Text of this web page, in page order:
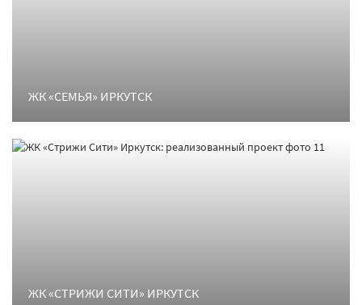
ЖК «СЕМЬЯ» ИРКУТСК
ЖК «СТРИЖИ СИТИ» ИРКУТСК